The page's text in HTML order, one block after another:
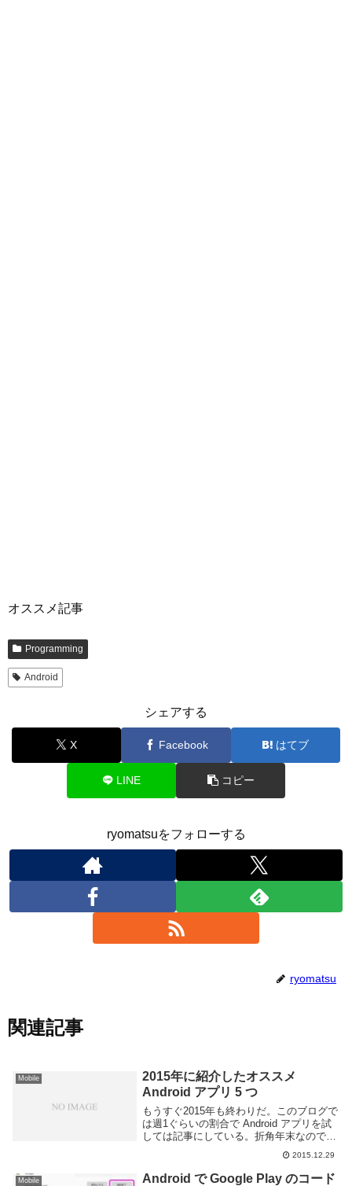
オススメ記事
Programming
Android
シェアする
X Facebook はてブ
LINE コピー
ryomatsuをフォローする
ryomatsu
関連記事
Mobile
2015年に紹介したオススメ
Android アプリ 5 つ
もうすぐ2015年も終わりだ。このブログで
は週1ぐらいの割合で Android アプリを試
しては記事にしている。折角年末なので今
年紹介した Android アプリの中からオスス
メのものを再度紹介していこう。Flynxタ
ップした URL をバ...
2015.12.29
Mobile
Android で Google Play のコード